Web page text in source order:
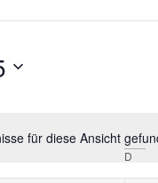
für diese Ansicht
D